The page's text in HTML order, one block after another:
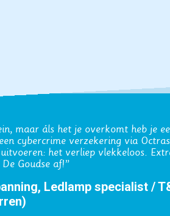
verzekeringen lopen al jaren via
schept vertrouwen.”
Medidis (geholpen door